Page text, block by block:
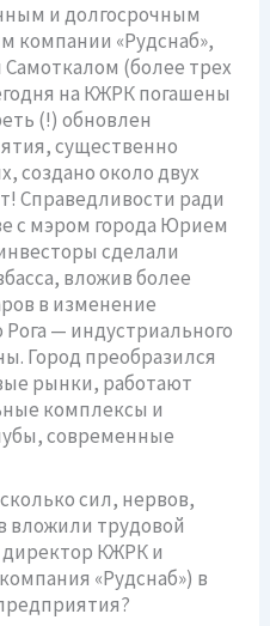
и долгосрочным
компании «Рудснаб»,
(более трех
на КЖРК погашены
(!) обновлен
существенно
создано около двух
Справедливости ради
с мэром города Юрием
сделали
вложив более
в изменение
— индустриального
Город преобразился
рынки, работают
комплексы и
современные
сил, нервов,
вложили трудовой
КЖРК и
«Рудснаб») в